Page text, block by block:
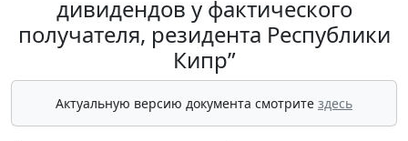
дивидендов у фактического
получателя, резидента Республики
Кипр”
Актуальную версию документа смотрите здесь